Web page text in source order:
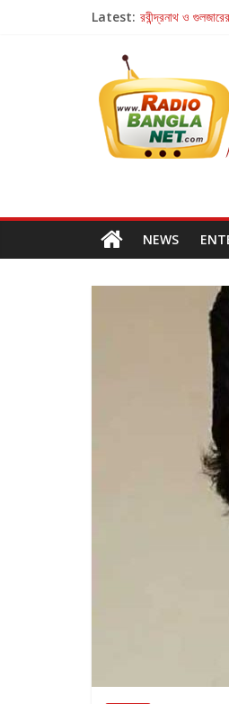
Latest: রবীন্দ্রনাথ ও
Retribution: A
হাওয়া বদলের
NEWS